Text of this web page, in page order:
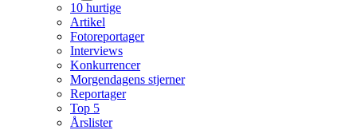
10 hurtige
Artikel
Fotoreportager
Interviews
Konkurrencer
Morgendagens stjerner
Reportager
Top 5
Årslister